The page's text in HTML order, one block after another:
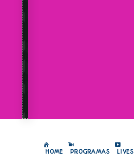
HOME PROGRAMAS LIVES